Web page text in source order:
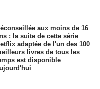
aux moins de 16
: la suite de cette série
adaptée de l'un des 100
livres de tous les
est disponible